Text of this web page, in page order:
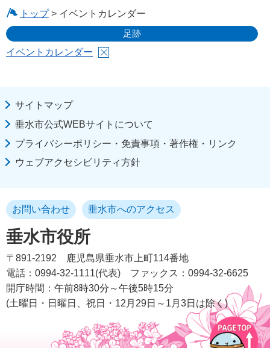
トップ> イベントカレンダー
足跡
イベントカレンダー
サイトマップ
垂水市公式WEBサイトについて
プライバシーポリシー・免責事項・著作権・リンク
ウェブアクセシビリティ方針
垂水市役所
お問い合わせ 垂水市へのアクセス
〒891-2192
鹿児島県垂水市上町114番地
電話：0994-32-1111(代表)
ファックス：0994-32-6625
開庁時間：午前8時30分～午後5時15分
(土曜日・日曜日、祝日・12月29日～1月3日は除く)